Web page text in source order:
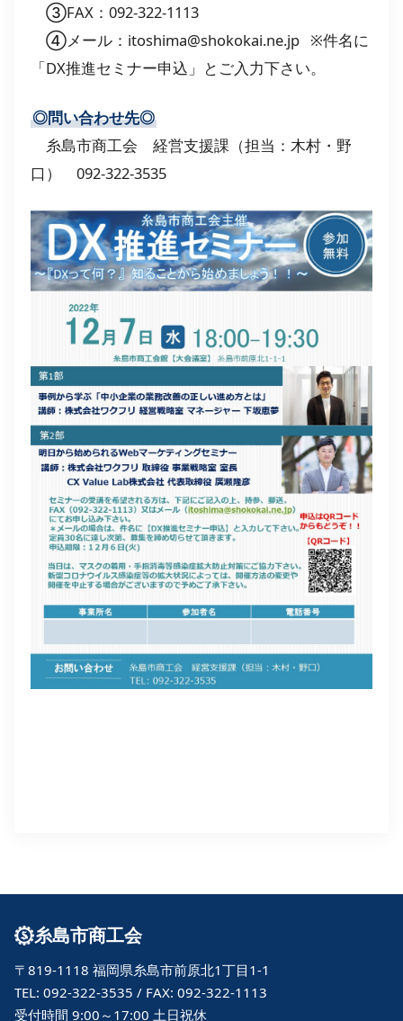
③FAX：092-322-1113
④メール：itoshima@shokokai.ne.jp ※件名に
「DX推進セミナー申込」とご入力下さい。
◎問い合わせ先◎
糸島市商工会 経営支援課（担当：木村・野
口） 092-322-3535
糸島市商工会
〒819-1118 福岡県糸島市前原北1丁目1-1
TEL: 092-322-3535 / FAX: 092-322-1113
受付時間 9:00～17:00 土日祝休